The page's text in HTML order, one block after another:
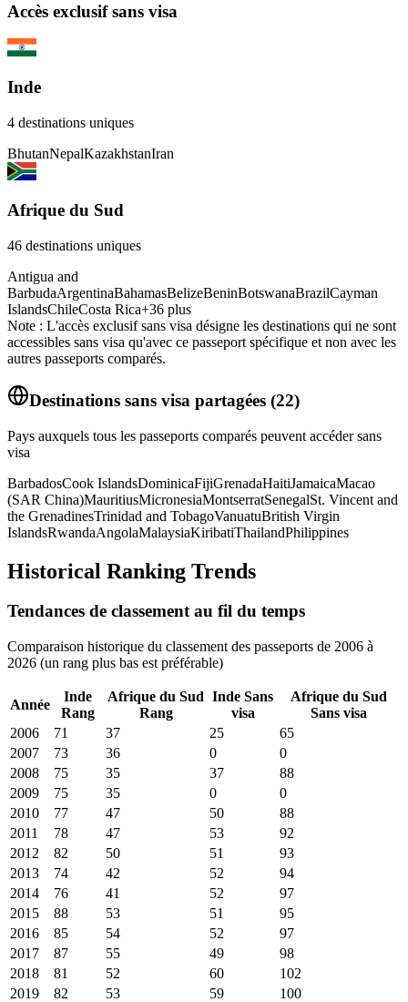
Accès exclusif sans visa
Inde
4 destinations uniques
BhutanNepalKazakhstanIran
Afrique du Sud
46 destinations uniques
Antigua and
BarbudaArgentinaBahamasBelizeBeninBotswanaBrazilCayman
IslandsChileCosta Rica+36 plus
Note : L'accès exclusif sans visa désigne les destinations qui ne sont
accessibles sans visa qu'avec ce passeport spécifique et non avec les
autres passeports comparés.
Destinations sans visa partagées (22)
Pays auxquels tous les passeports comparés peuvent accéder sans
visa
BarbadosCook IslandsDominicaFijiGrenadaHaitiJamaicaMacao
(SAR China)MauritiusMicronesiaMontserratSenegalSt. Vincent and
the GrenadinesTrinidad and TobagoVanuatuBritish Virgin
IslandsRwandaAngolaMalaysiaKiribatiThailandPhilippines
Historical Ranking Trends
Tendances de classement au fil du temps
Comparaison historique du classement des passeports de 2006 à
2026 (un rang plus bas est préférable)
Année
Inde
Rang
Afrique du Sud
Rang
Inde Sans
visa
Afrique du Sud
Sans visa
2006
71 37 25
65
2007
73 36 0
0
2008
75 35 37
88
2009
75 35 0
0
2010
77 47 50
88
2011
78 47 53
92
2012
82 50 51
93
2013
74 42 52
94
2014
76 41 52
97
2015
88 53 51
95
2016
85 54 52
97
2017
87 55 49
98
2018
81 52 60
102
2019
82 53 59 100